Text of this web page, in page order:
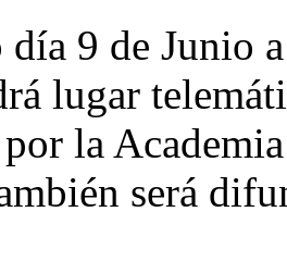
9 de Junio
lugar
la
será